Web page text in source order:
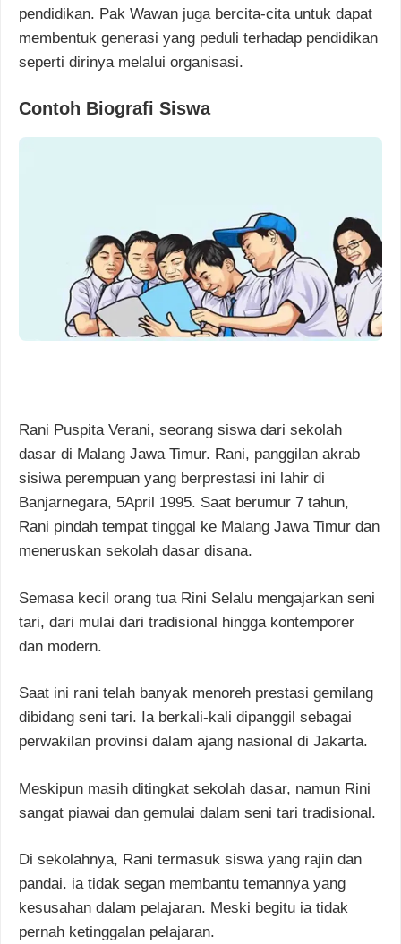
pendidikan. Pak Wawan juga bercita-cita untuk dapat
membentuk generasi yang peduli terhadap pendidikan
seperti dirinya melalui organisasi.
Contoh Biografi Siswa
Rani Puspita Verani, seorang siswa dari sekolah
dasar di Malang Jawa Timur. Rani, panggilan akrab
sisiwa perempuan yang berprestasi ini lahir di
Banjarnegara, 5April 1995. Saat berumur 7 tahun,
Rani pindah tempat tinggal ke Malang Jawa Timur dan
meneruskan sekolah dasar disana.
Semasa kecil orang tua Rini Selalu mengajarkan seni
tari, dari mulai dari tradisional hingga kontemporer
dan modern.
Saat ini rani telah banyak menoreh prestasi gemilang
dibidang seni tari. Ia berkali-kali dipanggil sebagai
perwakilan provinsi dalam ajang nasional di Jakarta.
Meskipun masih ditingkat sekolah dasar, namun Rini
sangat piawai dan gemulai dalam seni tari tradisional.
Di sekolahnya, Rani termasuk siswa yang rajin dan
pandai. ia tidak segan membantu temannya yang
kesusahan dalam pelajaran. Meski begitu ia tidak
pernah ketinggalan pelajaran.